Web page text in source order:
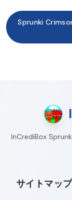
Sprunki
InCrediBox
サイトマップ